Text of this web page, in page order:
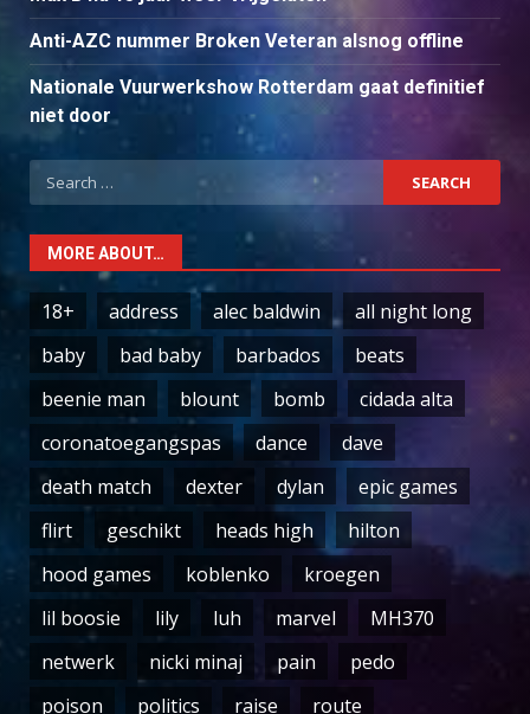
Anti-AZC nummer Broken Veteran alsnog offline
Nationale Vuurwerkshow Rotterdam gaat definitief
niet door
Search
for:
MORE ABOUT…
18+ address alec baldwin
all night long
baby
bad baby barbados
beats
beenie man
blount bomb
cidada alta
coronatoegangspas
dance
dave
death match
dexter dylan
epic games
flirt
geschikt heads high
hilton
hood games
koblenko
kroegen
lil boosie
lily luh marvel
MH370
netwerk
nicki minaj pain
pedo
poison
politics raise route